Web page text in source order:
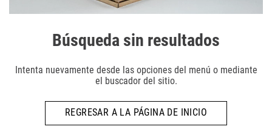
Búsqueda sin resultados
Intenta nuevamente desde las opciones del menú o mediante
el buscador del sitio.
REGRESAR A LA PÁGINA DE INICIO